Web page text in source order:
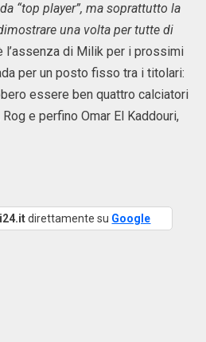
“top player”, ma soprattutto la
una volta per tutte di
l’assenza di Milik per i prossimi
per un posto fisso tra i titolari:
essere ben quattro calciatori
e perfino Omar El Kaddouri,
direttamente su Google